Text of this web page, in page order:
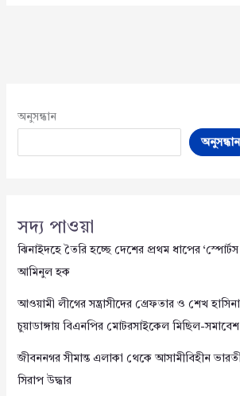
অনুসন্ধান
অনুসন্ধান
সদ্য পাওয়া
ঝিনাইদহে তৈরি হচ্ছে দেশের প্রথম ধাপের ‘স্পোর্টস
আমিনুল হক
আওয়ামী লীগের সন্ত্রাসীদের গ্রেফতার ও শেখ
চুয়াডাঙ্গায় বিএনপির মোটরসাইকেল মিছিল-সমাবেশ
জীবননগর সীমান্ত এলাকা থেকে আসামীবিহীন
সিরাপ উদ্ধার